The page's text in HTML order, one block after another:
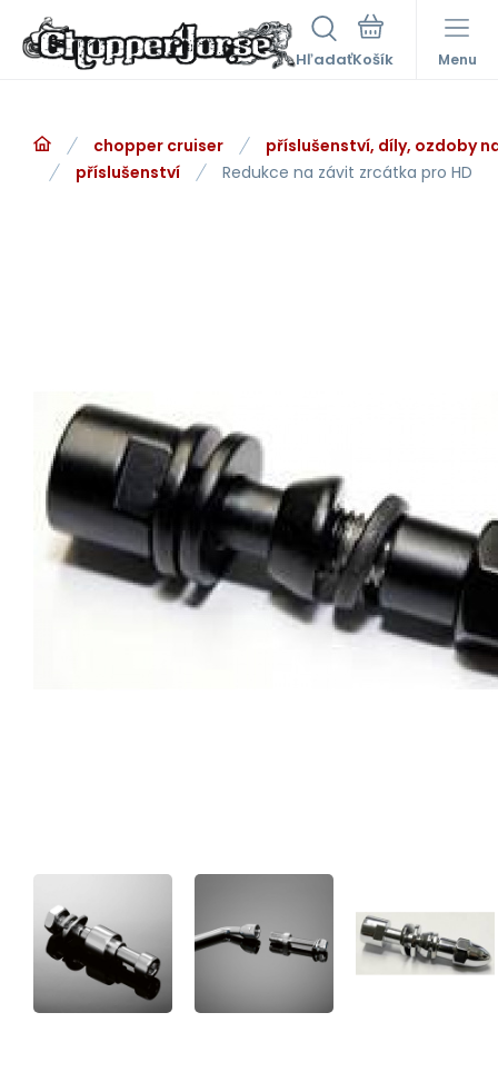
Hľadať Menu
chopper cruiser
příslušenství, díly, ozdoby
příslušenství
Redukce na závit zrcátka pro HD